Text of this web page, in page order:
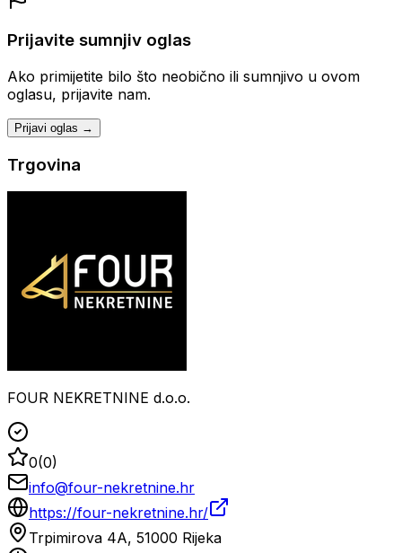
Prijavite sumnjiv oglas
Ako primijetite bilo što neobično ili sumnjivo u ovom
oglasu, prijavite nam.
Prijavi oglas →
Trgovina
FOUR NEKRETNINE d.o.o.
0(0)
info@four-nekretnine.hr
https://four-nekretnine.hr/
Trpimirova 4A, 51000 Rijeka